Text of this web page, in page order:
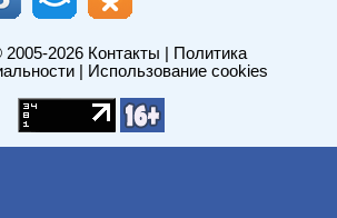
2026 Контакты
Политика
| Использование cookies